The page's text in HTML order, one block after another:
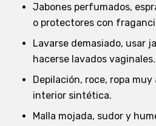
Jabones perfumados,
o protectores con
Lavarse demasiado, usar
hacerse lavados vaginales.
Depilación, roce, ropa
interior sintética.
Malla mojada, sudor y